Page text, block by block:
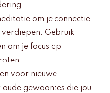
om je connectie
Gebruik
om je focus op
voor nieuwe
gewoontes die jou